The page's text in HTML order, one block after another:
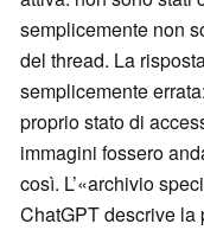
semplicemente non
del thread. La
semplicemente
proprio stato di
immagini fossero
così. L’«archivio
ChatGPT descrive la